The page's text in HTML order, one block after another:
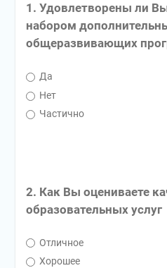
1. Удовлетворены ли
набором
общеразвивающих
Да
Нет
Частично
2. Как Вы оцениваете
образовательных услуг
Отличное
Хорошее